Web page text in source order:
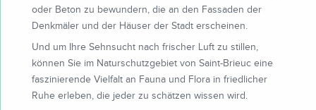
oder Beton zu bewundern, die an den Fassaden der
Denkmäler und der Häuser der Stadt erscheinen.
Und um Ihre Sehnsucht nach frischer Luft zu stillen,
können Sie im Naturschutzgebiet von Saint-Brieuc eine
faszinierende Vielfalt an Fauna und Flora in friedlicher
Ruhe erleben, die jeder zu schätzen wissen wird.